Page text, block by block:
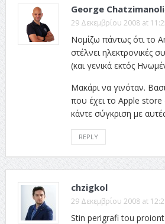
George
29 Δεκεμβρίου 2008 at
Νομίζω πάντως ότι το
στέλνει ηλεκτρονικές
(και γενικά εκτός
Μακάρι να γινόταν.
που έχει το Apple store
κάντε σύγκριση με
REPLY
chzigkol
29 Δεκεμβρίου 2008 at
Stin perigrafi tou